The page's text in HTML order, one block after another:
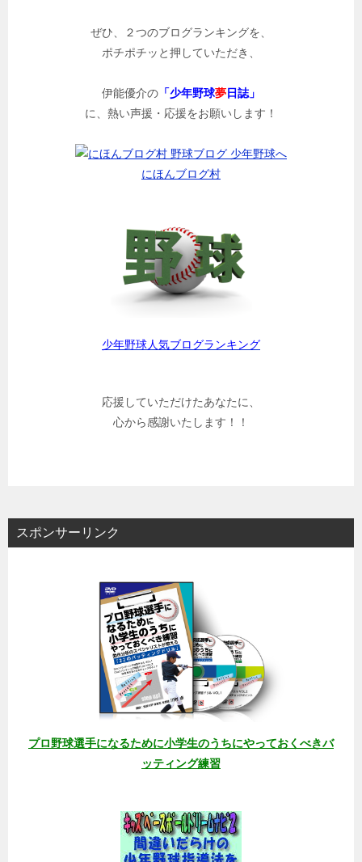
ぜひ、２つのブログランキングを、
ポチポチッと押していただき、
伊能優介の 「少年野球夢日誌」
に、熱い声援・応援をお願いします！
にほんブログ村
少年野球人気ブログランキング
応援していただけたあなたに、
心から感謝いたします！！
スポンサーリンク
プロ野球選手になるために小学生のうちにやっておくべきバ
ッティング練習